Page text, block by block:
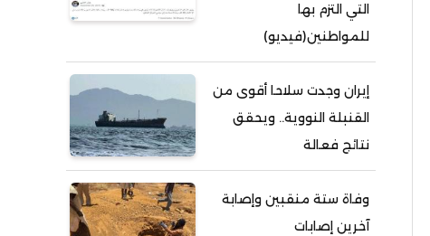
التي التزم بها
للمواطنين(فيديو)
إيران وجدت سلاحا أقوى من
القنبلة النووية.. ويحقق
نتائج فعالة
وفاة ستة منقبين وإصابة
آخرين إصابات